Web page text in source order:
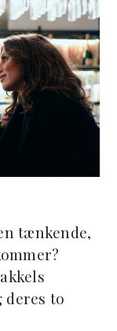
tænkende,
deres to